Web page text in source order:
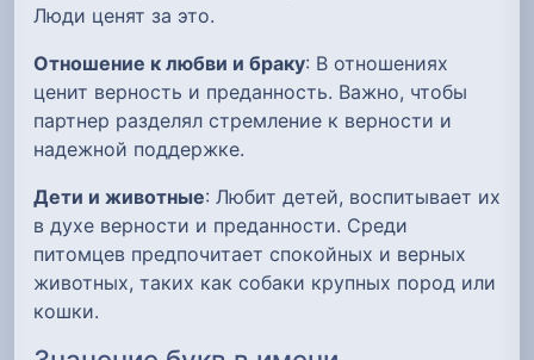
Люди ценят за это.
Отношение к любви и браку: В отношениях
ценит верность и преданность. Важно, чтобы
партнер разделял стремление к верности и
надежной поддержке.
Дети и животные: Любит детей, воспитывает их
в духе верности и преданности. Среди
питомцев предпочитает спокойных и верных
животных, таких как собаки крупных пород или
кошки.